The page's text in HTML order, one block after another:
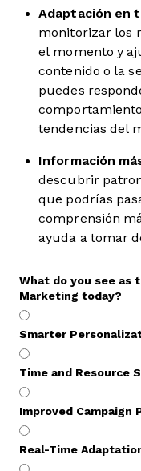
Adaptación en
monitorizar los
el momento y
contenido o la
puedes
tendencias del
Información
descubrir
que podrías
comprensión
ayuda a tomar
What do you see as
Marketing today?
Smarter
Time and Resource
Improved Campaign
Real-Time